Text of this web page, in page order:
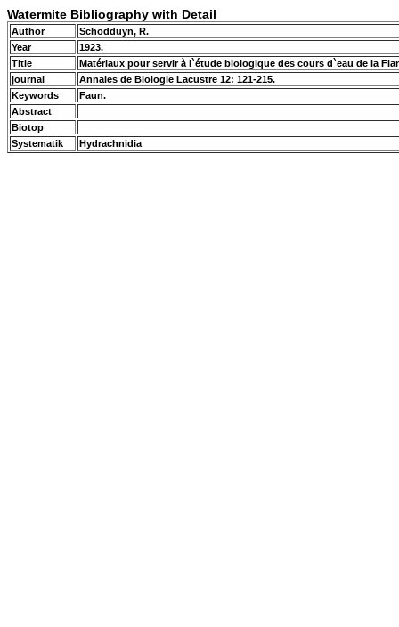
Watermite Bibliography with Detail
Author
Schodduyn, R.
Year
1923.
Title
Matériaux pour servir à l`étude biologique des cours d`eau de la
journal
Annales de Biologie Lacustre 12: 121-215.
Keywords
Faun.
Abstract
Biotop
Systematik
Hydrachnidia